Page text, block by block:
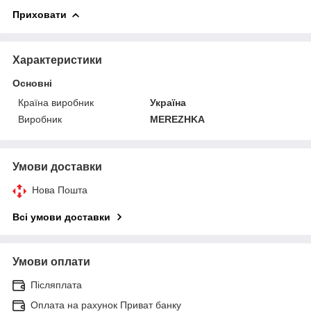
Приховати
Характеристики
Основні
Країна виробник
Україна
Виробник
MEREZHKA
Умови доставки
Нова Пошта
Всі умови доставки
Умови оплати
Післяплата
Оплата на рахунок Приват банку